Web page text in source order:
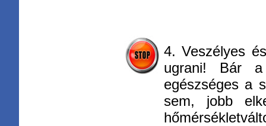
4. Veszélyes
ugrani! Bár a
egészséges a
sem, jobb